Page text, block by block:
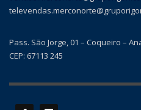
Pass. São Jorge, 01 – Coqueiro –
CEP: 67113 245